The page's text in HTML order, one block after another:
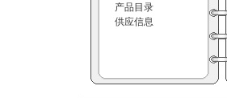
产品目录
供应信息